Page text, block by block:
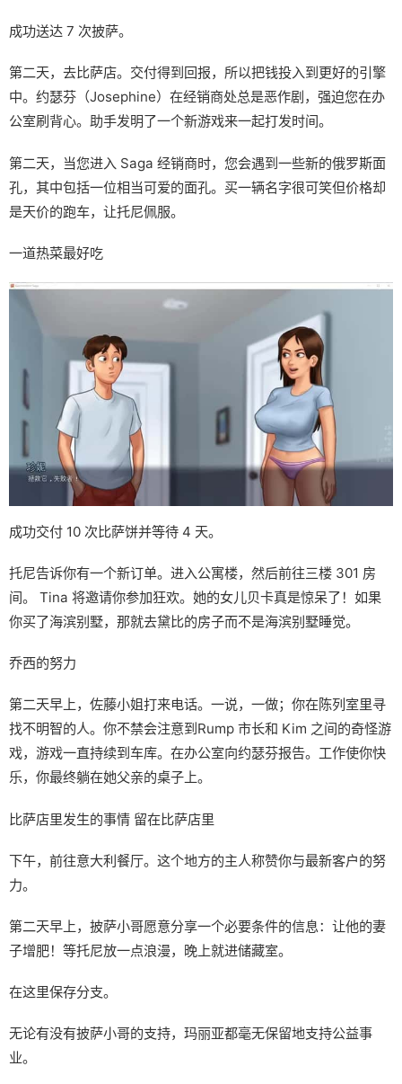
成功送达 7 次披萨。
第二天，去比萨店。交付得到回报，所以把钱投入到更好的引擎
中。约瑟芬（Josephine）在经销商处总是恶作剧，强迫您在办
公室刷背心。助手发明了一个新游戏来一起打发时间。
第二天，当您进入 Saga 经销商时，您会遇到一些新的俄罗斯面
孔，其中包括一位相当可爱的面孔。买一辆名字很可笑但价格却
是天价的跑车，让托尼佩服。
一道热菜最好吃
成功交付 10 次比萨饼并等待 4 天。
托尼告诉你有一个新订单。进入公寓楼，然后前往三楼 301 房
间。 Tina 将邀请你参加狂欢。她的女儿贝卡真是惊呆了！如果
你买了海滨别墅，那就去黛比的房子而不是海滨别墅睡觉。
乔西的努力
第二天早上，佐藤小姐打来电话。一说，一做；你在陈列室里寻
找不明智的人。你不禁会注意到Rump 市长和 Kim 之间的奇怪游
戏，游戏一直持续到车库。在办公室向约瑟芬报告。工作使你快
乐，你最终躺在她父亲的桌子上。
比萨店里发生的事情 留在比萨店里
下午，前往意大利餐厅。这个地方的主人称赞你与最新客户的努
力。
第二天早上，披萨小哥愿意分享一个必要条件的信息：让他的妻
子增肥！等托尼放一点浪漫，晚上就进储藏室。
在这里保存分支。
无论有没有披萨小哥的支持，玛丽亚都毫无保留地支持公益事
业。